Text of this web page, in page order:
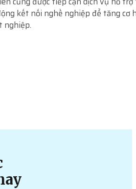
kết nối nghề nghiệp để tăng cơ
nghiệp.